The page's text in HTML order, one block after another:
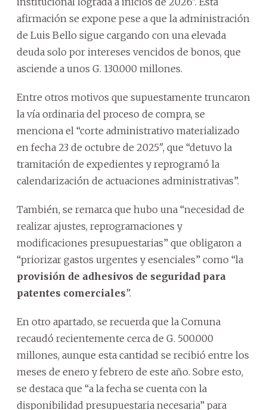
afirmación se expone pese a que la administración
de Luis Bello sigue cargando con una elevada
deuda solo por intereses vencidos de bonos, que
asciende a unos G. 130.000 millones.
Entre otros motivos que supuestamente truncaron
la vía ordinaria del proceso de compra, se
menciona el “corte administrativo materializado
en fecha 23 de octubre de 2025", que “detuvo la
tramitación de expedientes y reprogramó la
calendarización de actuaciones administrativas”.
También, se remarca que hubo una “necesidad de
realizar ajustes, reprogramaciones y
modificaciones presupuestarias” que obligaron a
“priorizar gastos urgentes y esenciales” como “la
provisión de adhesivos de seguridad para
patentes comerciales”.
En otro apartado, se recuerda que la Comuna
recaudó recientemente cerca de G. 500.000
millones, aunque esta cantidad se recibió entre los
meses de enero y febrero de este año. Sobre esto,
se destaca que “a la fecha se cuenta con la
disponibilidad presupuestaria necesaria” para